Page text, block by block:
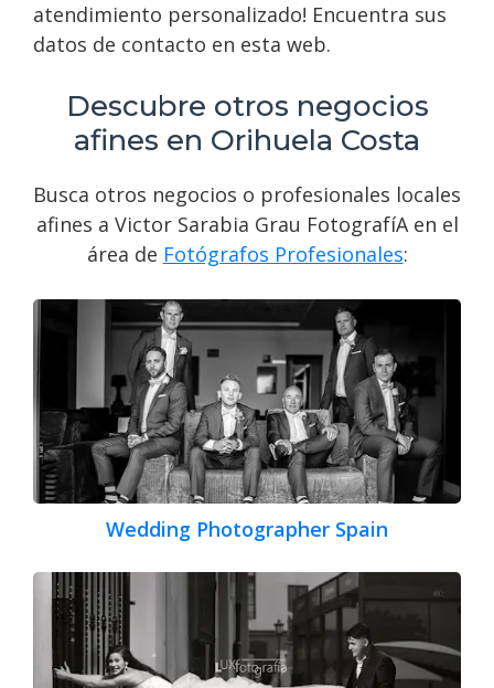
atendimiento personalizado! Encuentra sus
datos de contacto en esta web.
Descubre otros negocios
afines en Orihuela Costa
Busca otros negocios o profesionales locales
afines a Victor Sarabia Grau FotografíA en el
área de Fotógrafos Profesionales:
Wedding Photographer Spain